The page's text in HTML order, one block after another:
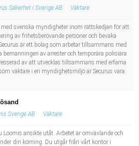
Säkerhet i Sverige AB Väktare
svenska myndigheter inom rättskedjan för att
av frihetsberövande personer och bevaka
är ett bolag som arbetar tillsammans med
av arrester och temporära polisiära
av att utvecklas tillsammans med erfarna
väktare i en myndighetsmiljö är Securus vara
Sverige AB Väktare
Loomis ansikte utåt. Arbetet är omväxlande och
din körning. Du utgår från vårt kontor i